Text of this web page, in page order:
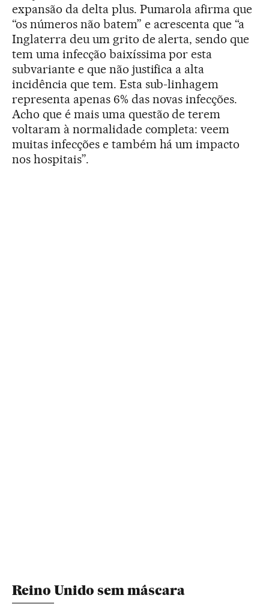
expansão da delta plus. Pumarola afirma que
“os números não batem” e acrescenta que “a
Inglaterra deu um grito de alerta, sendo que
tem uma infecção baixíssima por esta
subvariante e que não justifica a alta
incidência que tem. Esta sub-linhagem
representa apenas 6% das novas infecções.
Acho que é mais uma questão de terem
voltaram à normalidade completa: veem
muitas infecções e também há um impacto
nos hospitais”.
Reino Unido sem máscara